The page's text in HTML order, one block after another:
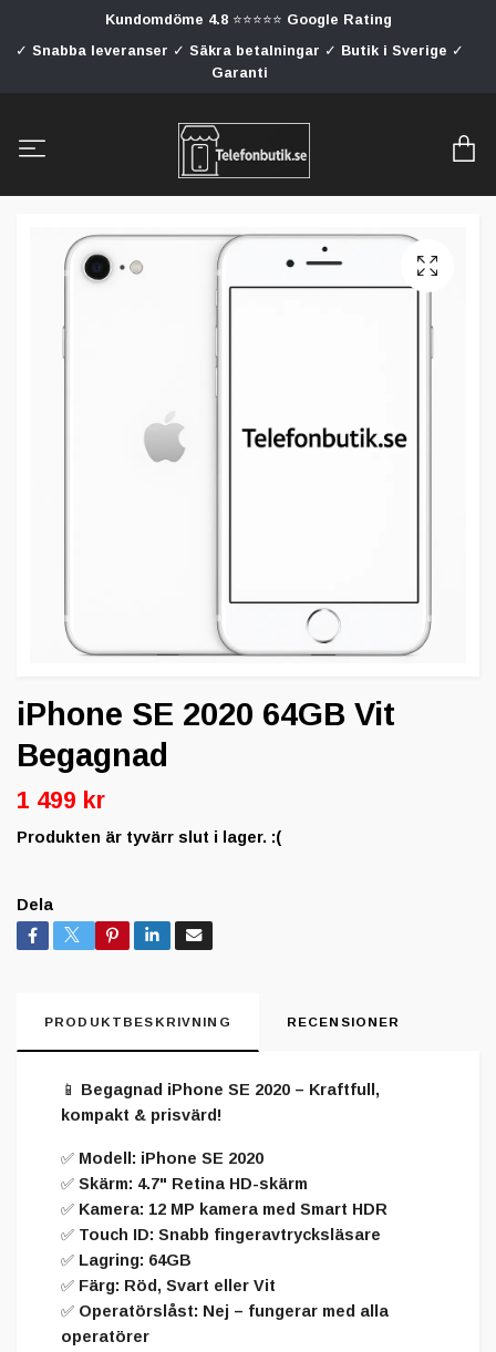
Kundomdöme 4.8 ⭐⭐⭐⭐⭐ Google Rating
✓ Snabba leveranser ✓ Säkra betalningar ✓ Butik i Sverige ✓
Garanti
iPhone SE 2020 64GB Vit
Begagnad
1 499 kr
Produkten är tyvärr slut i lager. :(
Dela
PRODUKTBESKRIVNING RECENSIONER
📱 Begagnad iPhone SE 2020 – Kraftfull,
kompakt & prisvärd!
✅ Modell: iPhone SE 2020
✅ Skärm: 4.7" Retina HD-skärm
✅ Kamera: 12 MP kamera med Smart HDR
✅ Touch ID: Snabb fingeravtrycksläsare
✅ Lagring: 64GB
✅ Färg: Röd, Svart eller Vit
✅ Operatörslåst: Nej – fungerar med alla
operatörer